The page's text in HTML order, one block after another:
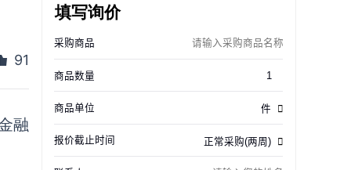
91
融
填写询价